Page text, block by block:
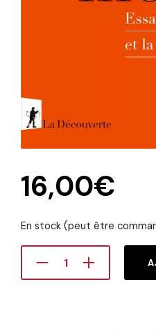
16,00€
En stock (peut être